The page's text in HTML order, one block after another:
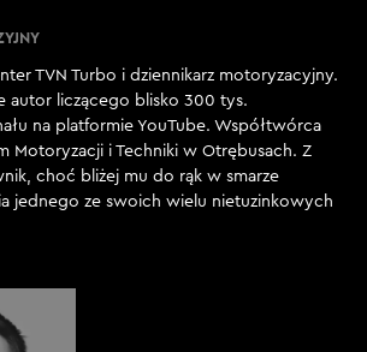
TVN Turbo i dziennikarz motoryzacyjny.
autor liczącego blisko 300 tys.
na platformie YouTube. Współtwórca
Motoryzacji i Techniki w Otrębusach. Z
choć bliżej mu do rąk w smarze
jednego ze swoich wielu nietuzinkowych